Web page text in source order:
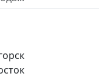
смены и доход.